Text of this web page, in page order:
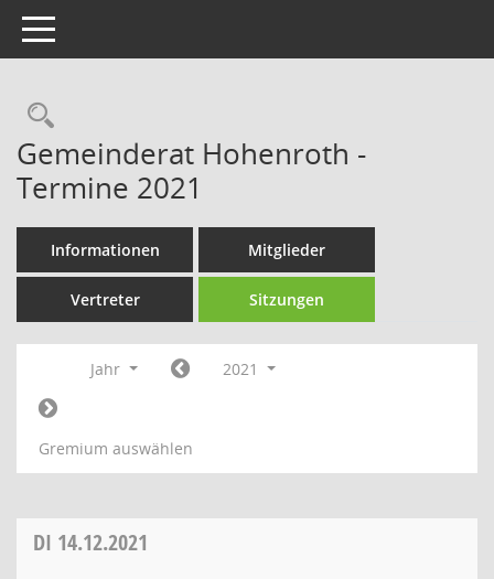
Toggle navigation
Rechercheauswahl
Gemeinderat Hohenroth -
Termine 2021
Informationen Mitglieder
Vertreter Sitzungen
Jahr 2021
Gremium auswählen
DI 14.12.2021